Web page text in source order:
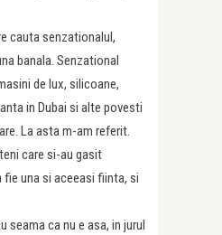
cauta senzationalul,
banala. Senzational
de lux, silicoane,
in Dubai si alte povesti
La asta m-am referit.
care si-au gasit
fie una si aceeasi fiinta, si
seama ca nu e asa, in jurul